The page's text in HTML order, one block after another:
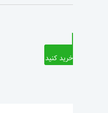
خرید کنید